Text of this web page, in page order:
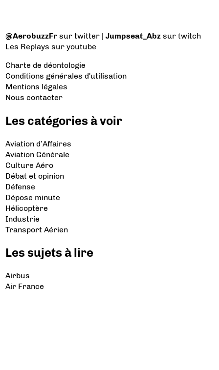
@AerobuzzFr sur twitter |Jumpseat_Abz sur twitch
Les Replays sur youtube
Charte de déontologie
Conditions générales d'utilisation
Mentions légales
Nous contacter
Les catégories à voir
Aviation d’Affaires
Aviation Générale
Culture Aéro
Débat et opinion
Défense
Dépose minute
Hélicoptère
Industrie
Transport Aérien
Les sujets à lire
Airbus
Air France